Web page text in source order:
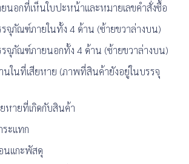
นอกที่เห็นใบปะหน้าและหมายเลขคำสั่งซื้อ
จุภัณฑ์ภายในทั้ง 4 ด้าน (ซ้ายขวาล่างบน)
จุภัณฑ์ภายนอกทั้ง 4 ด้าน (ซ้ายขวาล่างบน)
ในที่เสียหาย (ภาพที่สินค้ายังอยู่ในบรรจุ
หายที่เกิดกับสินค้า
ะแทก
นแกะพัสดุ